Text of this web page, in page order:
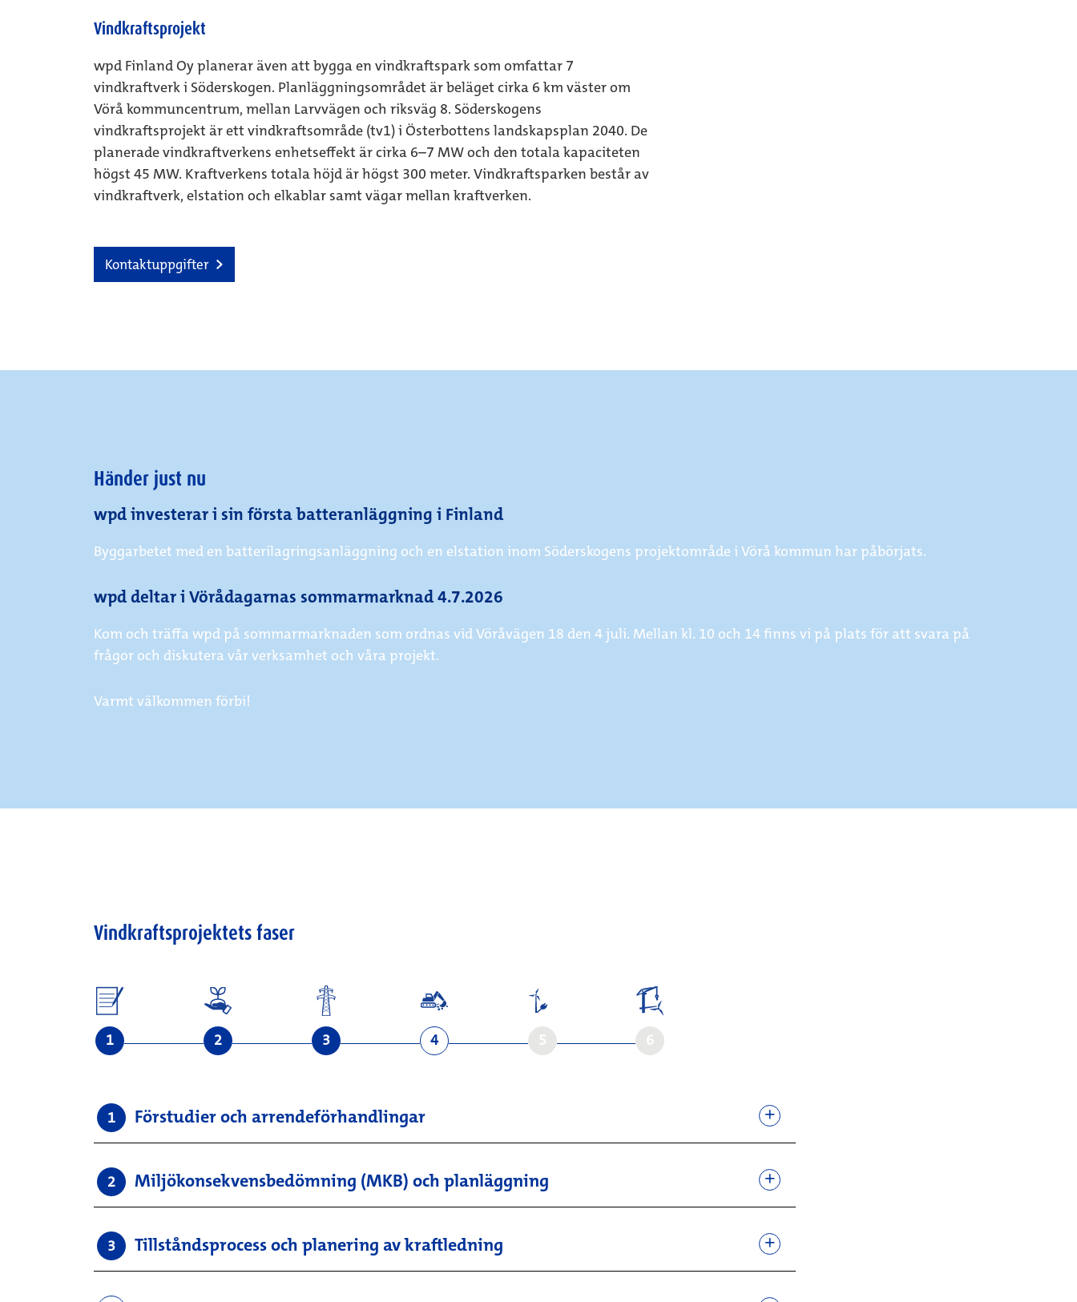
Vindkraftsprojekt
wpd Finland Oy planerar även att bygga en vindkraftspark som omfattar 7
vindkraftverk i Söderskogen. Planläggningsområdet är beläget cirka 6 km väster om
Vörå kommuncentrum, mellan Larvvägen och riksväg 8. Söderskogens
vindkraftsprojekt är ett vindkraftsområde (tv1) i Österbottens landskapsplan 2040. De
planerade vindkraftverkens enhetseffekt är cirka 6–7 MW och den totala kapaciteten
högst 45 MW. Kraftverkens totala höjd är högst 300 meter. Vindkraftsparken består av
vindkraftverk, elstation och elkablar samt vägar mellan kraftverken.
Kontaktuppgifter
Händer just nu
wpd investerar i sin första batteranläggning i Finland
Byggarbetet med en batterilagringsanläggning och en elstation inom Söderskogens projektområde i Vörå kommun har påbörjats.
wpd deltar i Vörådagarnas sommarmarknad 4.7.2026
Kom och träffa wpd på sommarmarknaden som ordnas vid Vöråvägen 18 den 4 juli. Mellan kl. 10 och 14 finns vi på plats för att svara på
frågor och diskutera vår verksamhet och våra projekt.
Varmt välkommen förbi!
Vindkraftsprojektets faser
1 2 3 4 5 6
1 Förstudier och arrendeförhandlingar
2 Miljökonsekvensbedömning (MKB) och planläggning
3 Tillståndsprocess och planering av kraftledning